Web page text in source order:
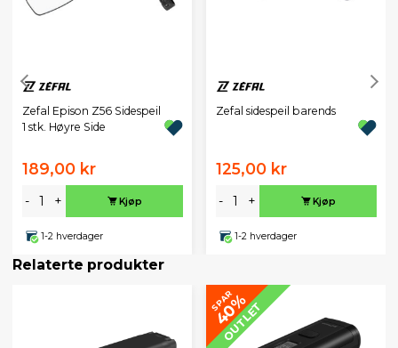
Zefal Epison Z56 Sidespeil
1 stk. Høyre Side
189,00 kr
- + Kjøp
1-2 hverdager
Zefal sidespeil barends
125,00 kr
- + Kjøp
1-2 hverdager
Relaterte produkter
SPAR
40%
OUTLET